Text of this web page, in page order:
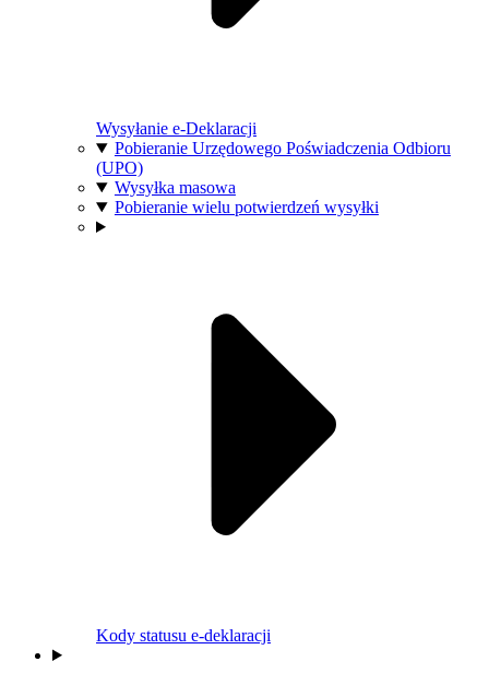
Wysyłanie e-Deklaracji
Pobieranie Urzędowego Poświadczenia Odbioru
(UPO)
Wysyłka masowa
Pobieranie wielu potwierdzeń wysyłki
Kody statusu e-deklaracji